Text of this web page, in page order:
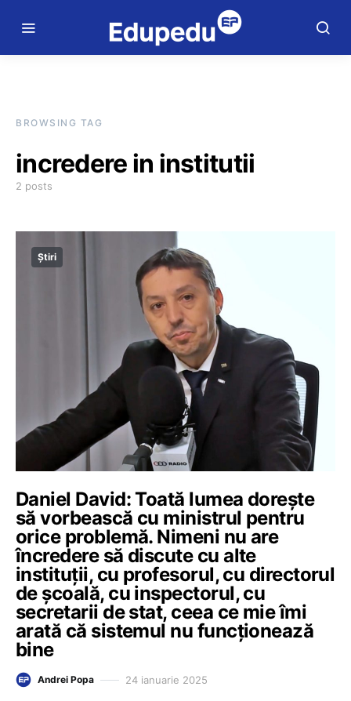
BROWSING TAG
incredere in institutii
2 posts
Știri
Daniel David: Toată lumea dorește
să vorbească cu ministrul pentru
orice problemă. Nimeni nu are
încredere să discute cu alte
instituții, cu profesorul, cu directorul
de școală, cu inspectorul, cu
secretarii de stat, ceea ce mie îmi
arată că sistemul nu funcționează
bine
Andrei Popa 24 ianuarie 2025